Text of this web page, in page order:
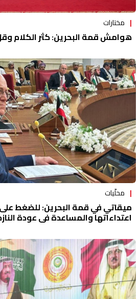
مختارات
هوامش قمة البحرين: كثر الكلام
محلّيات
ميقاتي في قمة البحرين: للضغط
اعتداءاتها والمساعدة في عودة